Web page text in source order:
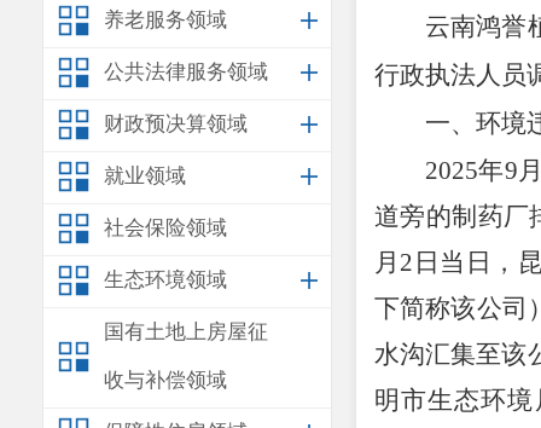
养老服务领域
公共法律服务领域
财政预决算领域
就业领域
社会保险领域
生态环境领域
国有土地上房屋征
收与补偿领域
云南鸿誉
行政执法人员
一、环境
2025年9
道旁的制药厂
月2日 当日 ，
下简称该公司
水沟汇集至该
明市生态环